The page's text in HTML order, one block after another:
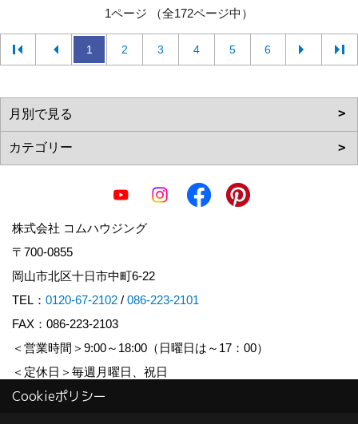
1ページ （全172ページ中）
1 2 3 4 5 6
株式会社 コムハウジング
〒700-0855
岡山市北区十日市中町6-22
TEL： 0120-67-2102 / 086-223-2101
FAX：086-223-2103
＜営業時間＞9:00～18:00（日曜日は～17：00）
＜定休日＞毎週月曜日、祝日
Cookieポリシー